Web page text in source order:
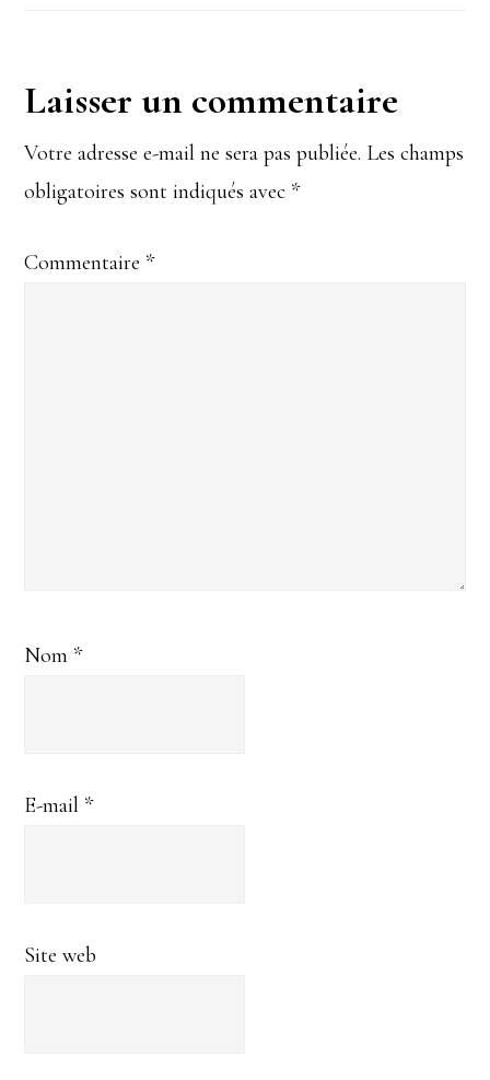
Interactions
du
lecteur
Laisser un commentaire
Votre adresse e-mail ne sera pas publiée. Les champs
obligatoires sont indiqués avec *
Commentaire *
Nom *
E-mail *
Site web